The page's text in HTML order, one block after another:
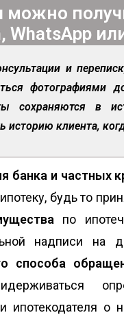
можно
WhatsApp
и
фотографиями
сохраняются в
клиента,
банка и частных
будь то
по
надписи
способа
ипотекодателя о